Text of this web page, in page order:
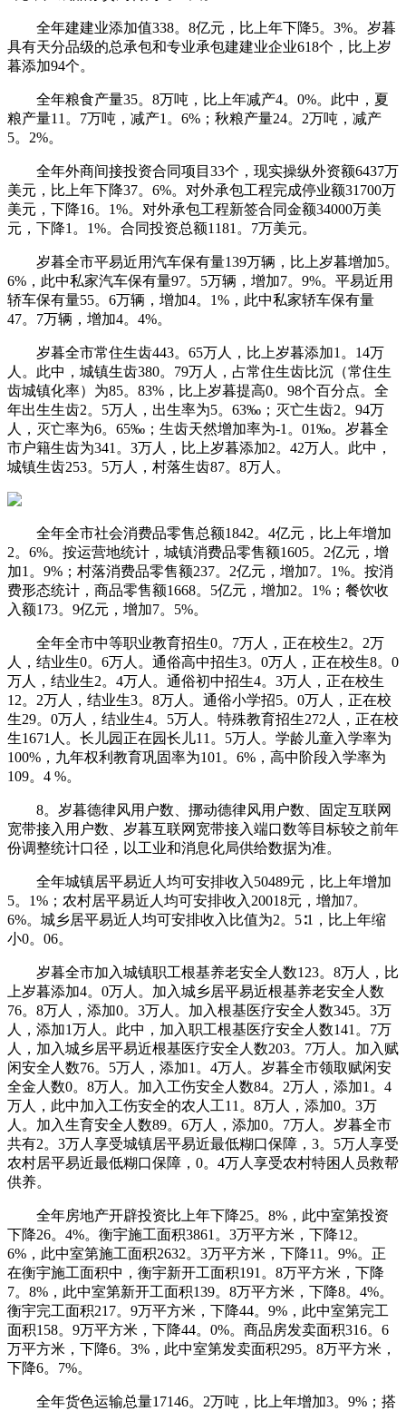
全年建建业添加值338。8亿元，比上年下降5。3%。岁暮
具有天分品级的总承包和专业承包建建业企业618个，比上岁
暮添加94个。
全年粮食产量35。8万吨，比上年减产4。0%。此中，夏
粮产量11。7万吨，减产1。6%；秋粮产量24。2万吨，减产
5。2%。
全年外商间接投资合同项目33个，现实操纵外资额6437万
美元，比上年下降37。6%。对外承包工程完成停业额31700万
美元，下降16。1%。对外承包工程新签合同金额34000万美
元，下降1。1%。合同投资总额1181。7万美元。
岁暮全市平易近用汽车保有量139万辆，比上岁暮增加5。
6%，此中私家汽车保有量97。5万辆，增加7。9%。平易近用
轿车保有量55。6万辆，增加4。1%，此中私家轿车保有量
47。7万辆，增加4。4%。
岁暮全市常住生齿443。65万人，比上岁暮添加1。14万
人。此中，城镇生齿380。79万人，占常住生齿比沉（常住生
齿城镇化率）为85。83%，比上岁暮提高0。98个百分点。全
年出生生齿2。5万人，出生率为5。63‰；灭亡生齿2。94万
人，灭亡率为6。65‰；生齿天然增加率为-1。01‰。岁暮全
市户籍生齿为341。3万人，比上岁暮添加2。42万人。此中，
城镇生齿253。5万人，村落生齿87。8万人。
全年全市社会消费品零售总额1842。4亿元，比上年增加
2。6%。按运营地统计，城镇消费品零售额1605。2亿元，增
加1。9%；村落消费品零售额237。2亿元，增加7。1%。按消
费形态统计，商品零售额1668。5亿元，增加2。1%；餐饮收
入额173。9亿元，增加7。5%。
全年全市中等职业教育招生0。7万人，正在校生2。2万
人，结业生0。6万人。通俗高中招生3。0万人，正在校生8。0
万人，结业生2。4万人。通俗初中招生4。3万人，正在校生
12。2万人，结业生3。8万人。通俗小学招5。0万人，正在校
生29。0万人，结业生4。5万人。特殊教育招生272人，正在校
生1671人。长儿园正在园长儿11。5万人。学龄儿童入学率为
100%，九年权利教育巩固率为101。6%，高中阶段入学率为
109。4 %。
8。岁暮德律风用户数、挪动德律风用户数、固定互联网
宽带接入用户数、岁暮互联网宽带接入端口数等目标较之前年
份调整统计口径，以工业和消息化局供给数据为准。
全年城镇居平易近人均可安排收入50489元，比上年增加
5。1%；农村居平易近人均可安排收入20018元，增加7。
6%。城乡居平易近人均可安排收入比值为2。5∶1，比上年缩
小0。06。
岁暮全市加入城镇职工根基养老安全人数123。8万人，比
上岁暮添加4。0万人。加入城乡居平易近根基养老安全人数
76。8万人，添加0。3万人。加入根基医疗安全人数345。3万
人，添加1万人。此中，加入职工根基医疗安全人数141。7万
人，加入城乡居平易近根基医疗安全人数203。7万人。加入赋
闲安全人数76。5万人，添加1。4万人。岁暮全市领取赋闲安
全金人数0。8万人。加入工伤安全人数84。2万人，添加1。4
万人，此中加入工伤安全的农人工11。8万人，添加0。3万
人。加入生育安全人数89。6万人，添加0。7万人。岁暮全市
共有2。3万人享受城镇居平易近最低糊口保障，3。5万人享受
农村居平易近最低糊口保障，0。4万人享受农村特困人员救帮
供养。
全年房地产开辟投资比上年下降25。8%，此中室第投资
下降26。4%。衡宇施工面积3861。3万平方米，下降12。
6%，此中室第施工面积2632。3万平方米，下降11。9%。正
在衡宇施工面积中，衡宇新开工面积191。8万平方米，下降
7。8%，此中室第新开工面积139。8万平方米，下降8。4%。
衡宇完工面积217。9万平方米，下降44。9%，此中室第完工
面积158。9万平方米，下降44。0%。商品房发卖面积316。6
万平方米，下降6。3%，此中室第发卖面积295。8万平方米，
下降6。7%。
全年货色运输总量17146。2万吨，比上年增加3。9%；搭